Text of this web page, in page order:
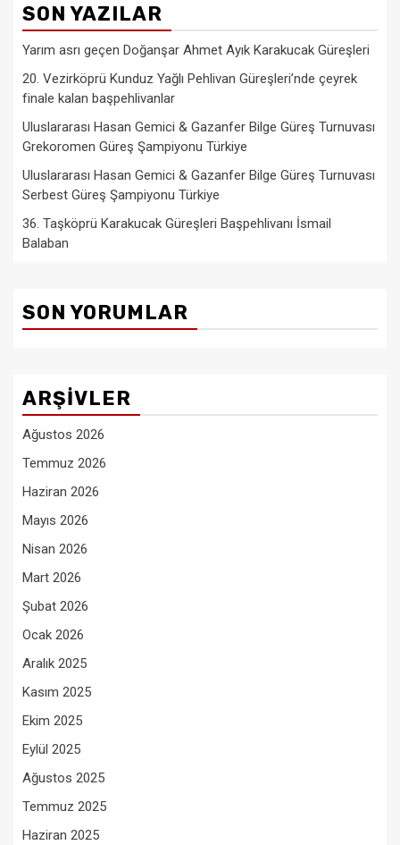
SON YAZILAR
Yarım asrı geçen Doğanşar Ahmet Ayık Karakucak Güreşleri
20. Vezirköprü Kunduz Yağlı Pehlivan Güreşleri’nde çeyrek
finale kalan başpehlivanlar
Uluslararası Hasan Gemici & Gazanfer Bilge Güreş Turnuvası
Grekoromen Güreş Şampiyonu Türkiye
Uluslararası Hasan Gemici & Gazanfer Bilge Güreş Turnuvası
Serbest Güreş Şampiyonu Türkiye
36. Taşköprü Karakucak Güreşleri Başpehlivanı İsmail
Balaban
SON YORUMLAR
ARŞIVLER
Ağustos 2026
Temmuz 2026
Haziran 2026
Mayıs 2026
Nisan 2026
Mart 2026
Şubat 2026
Ocak 2026
Aralık 2025
Kasım 2025
Ekim 2025
Eylül 2025
Ağustos 2025
Temmuz 2025
Haziran 2025